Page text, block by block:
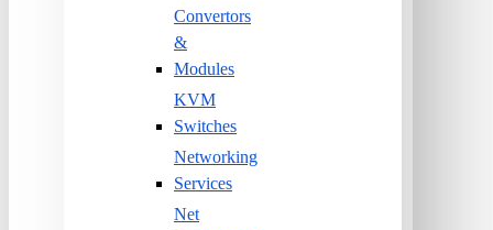
Convertors
&
Modules
KVM
Switches
Networking
Services
Net